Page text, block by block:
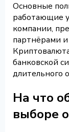
Основные
работающие
компании,
партнёрами
банковской
длительного
На что
выборе